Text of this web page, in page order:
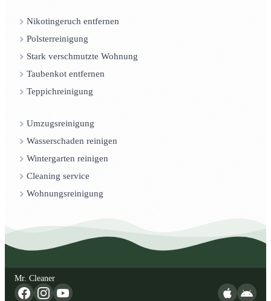
Nikotingeruch entfernen
Polsterreinigung
Stark verschmutzte Wohnung
Taubenkot entfernen
Teppichreinigung
Umzugsreinigung
Wasserschaden reinigen
Wintergarten reinigen
Cleaning service
Wohnungsreinigung
Mr. Cleaner